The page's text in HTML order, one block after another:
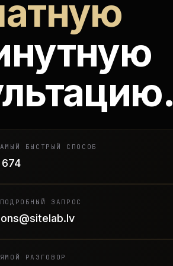
БЫСТРЫЙ СПОСОБ
674
ЗАПРОС
РАЗГОВОР